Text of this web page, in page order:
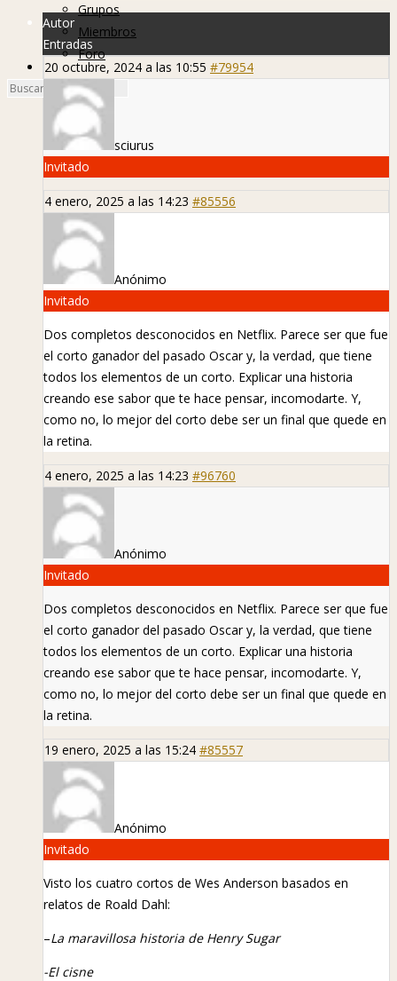
Grupos
Miembros
Foro
Autor
Entradas
20 octubre, 2024 a las 10:55 #79954
sciurus
Invitado
4 enero, 2025 a las 14:23 #85556
Anónimo
Invitado
Dos completos desconocidos en Netflix. Parece ser que fue
el corto ganador del pasado Oscar y, la verdad, que tiene
todos los elementos de un corto. Explicar una historia
creando ese sabor que te hace pensar, incomodarte. Y,
como no, lo mejor del corto debe ser un final que quede en
la retina.
4 enero, 2025 a las 14:23 #96760
Anónimo
Invitado
Dos completos desconocidos en Netflix. Parece ser que fue
el corto ganador del pasado Oscar y, la verdad, que tiene
todos los elementos de un corto. Explicar una historia
creando ese sabor que te hace pensar, incomodarte. Y,
como no, lo mejor del corto debe ser un final que quede en
la retina.
19 enero, 2025 a las 15:24 #85557
Anónimo
Invitado
Visto los cuatro cortos de Wes Anderson basados en
relatos de Roald Dahl:
–La maravillosa historia de Henry Sugar
-El cisne